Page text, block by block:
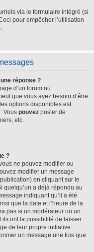
via le formulaire intégré (si
pour empêcher l’utilisation
réponse ?
d’un forum ou
que vous ayez besoin d’être
options disponibles est
Vous pouvez poster de
etc.
?
ne pouvez modifier ou
modifier un message
en cliquant sur le
a déjà répondu au
indiquant qu’il a été
que la date et l’heure de la
pas si un modérateur ou un
ont la possibilité de laisser
de leur propre initiative.
un message une fois que